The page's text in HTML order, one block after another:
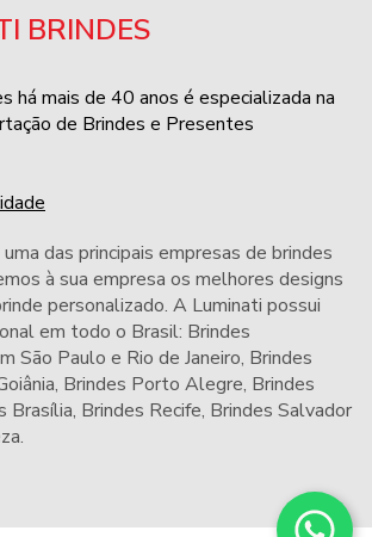
BRINDES
há mais de 40 anos é especializada na
de Brindes e Presentes
das principais empresas de brindes
à sua empresa os melhores designs
personalizado. A Luminati possui
em todo o Brasil: Brindes
São Paulo e Rio de Janeiro, Brindes
, Brindes Porto Alegre, Brindes
Brasília, Brindes Recife, Brindes Salvador
.